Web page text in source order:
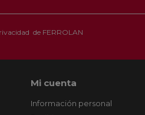
de FERROLAN
Mi cuenta
Información personal